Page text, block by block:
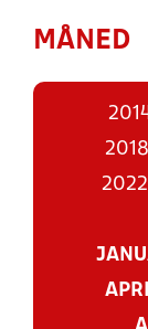
MÅNED
2018
2022